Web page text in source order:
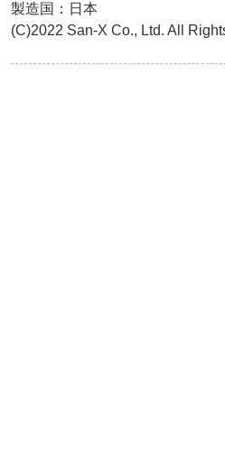
製造国：日本
(C)2022 San-X Co., Ltd. All